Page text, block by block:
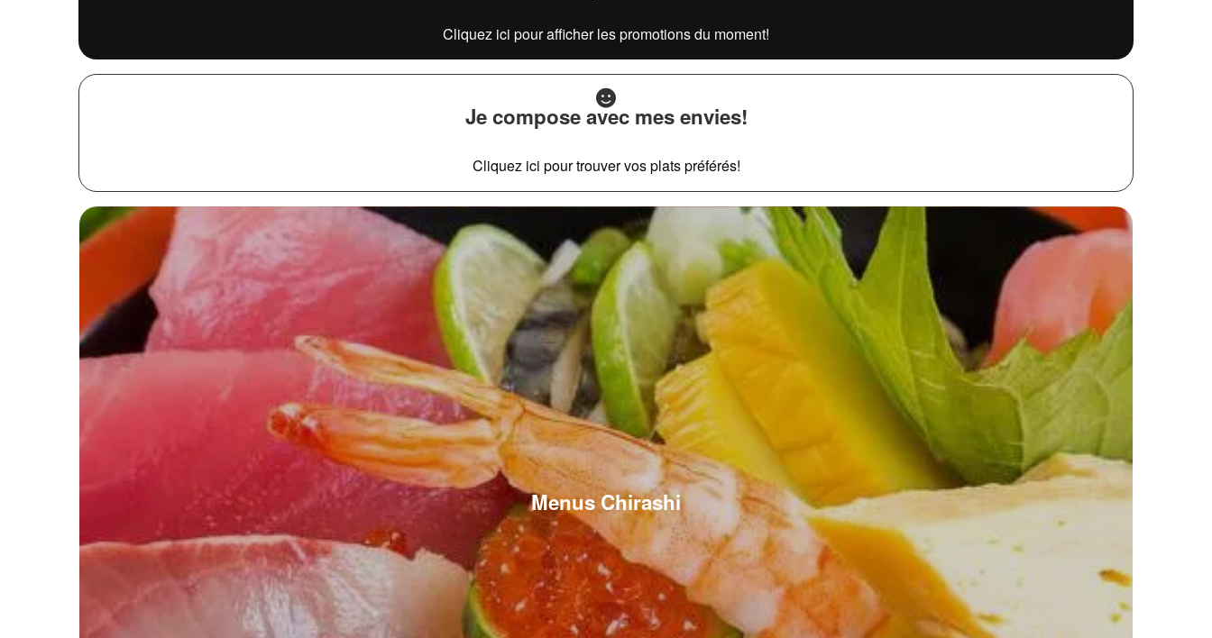
Cliquez ici pour afficher les promotions du moment!
Je compose avec mes envies!
Cliquez ici pour trouver vos plats préférés!
Menus Chirashi